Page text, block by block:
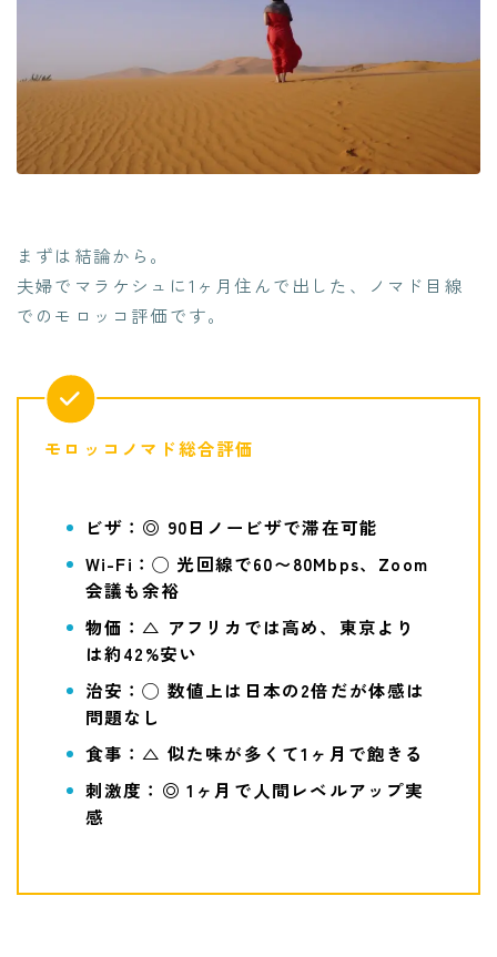
まずは結論から。
夫婦でマラケシュに1ヶ月住んで出した、ノマド目線
でのモロッコ評価です。
モロッコノマド総合評価
ビザ：◎ 90日ノービザで滞在可能
Wi-Fi：◯ 光回線で60〜80Mbps、Zoom
会議も余裕
物価：△ アフリカでは高め、東京より
は約42%安い
治安：◯ 数値上は日本の2倍だが体感は
問題なし
食事：△ 似た味が多くて1ヶ月で飽きる
刺激度：◎ 1ヶ月で人間レベルアップ実
感